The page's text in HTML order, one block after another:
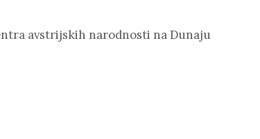
avstrijskih narodnosti na Dunaju